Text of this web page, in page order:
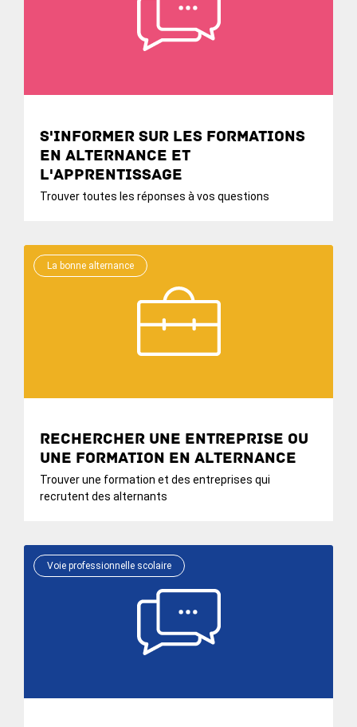
S'informer sur les formations
en alternance et
l'apprentissage
Trouver toutes les réponses à vos questions
La bonne alternance
Rechercher une entreprise ou
une formation en alternance
Trouver une formation et des entreprises qui
recrutent des alternants
Voie professionnelle scolaire